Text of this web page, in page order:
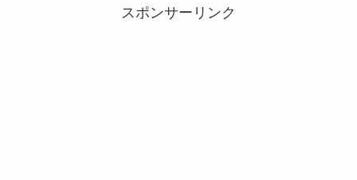
スポンサーリンク